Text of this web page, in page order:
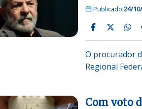
Publicado 24/
O procurador
Regional
Com voto